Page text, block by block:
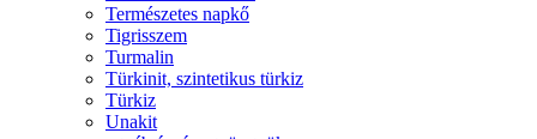
Természetes napkő
Tigrisszem
Turmalin
Türkinit, szintetikus türkiz
Türkiz
Unakit